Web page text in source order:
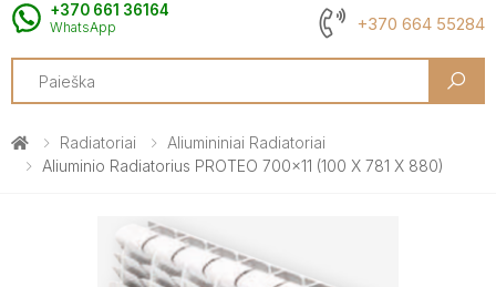
+370 661 36164
WhatsApp +370 664 55284
Search
Radiatoriai
Aliumininiai Radiatoriai
Aliuminio Radiatorius PROTEO 700x11 (100 X 781 X 880)